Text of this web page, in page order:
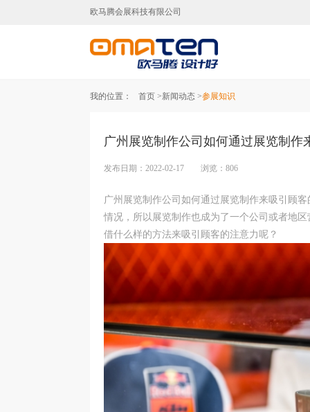
欧马腾会展科技有限公司
我的位置： 首页 >新闻动态 >参展知识
广州展览制作公司如何通过展览制作
发布日期：2022-02-17 浏览：806
广州展览制作公司如何通过展览制作来吸引顾
情况，所以展览制作也成为了一个公司或者地
借什么样的方法来吸引顾客的注意力呢？